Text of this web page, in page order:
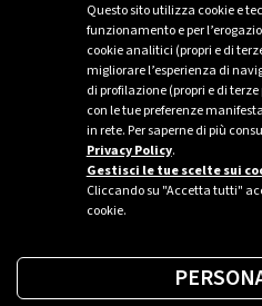
Questo sito utilizza cookie e
funzionamento e per
cookie analitici (propri e di
migliorare l’esperienza di
di profilazione (propri e di
con le tue preferenze
in rete. Per saperne di più
Privacy Policy.
Gestisci le tue scelte sui
Cliccando su "Accetta tutti"
cookie.